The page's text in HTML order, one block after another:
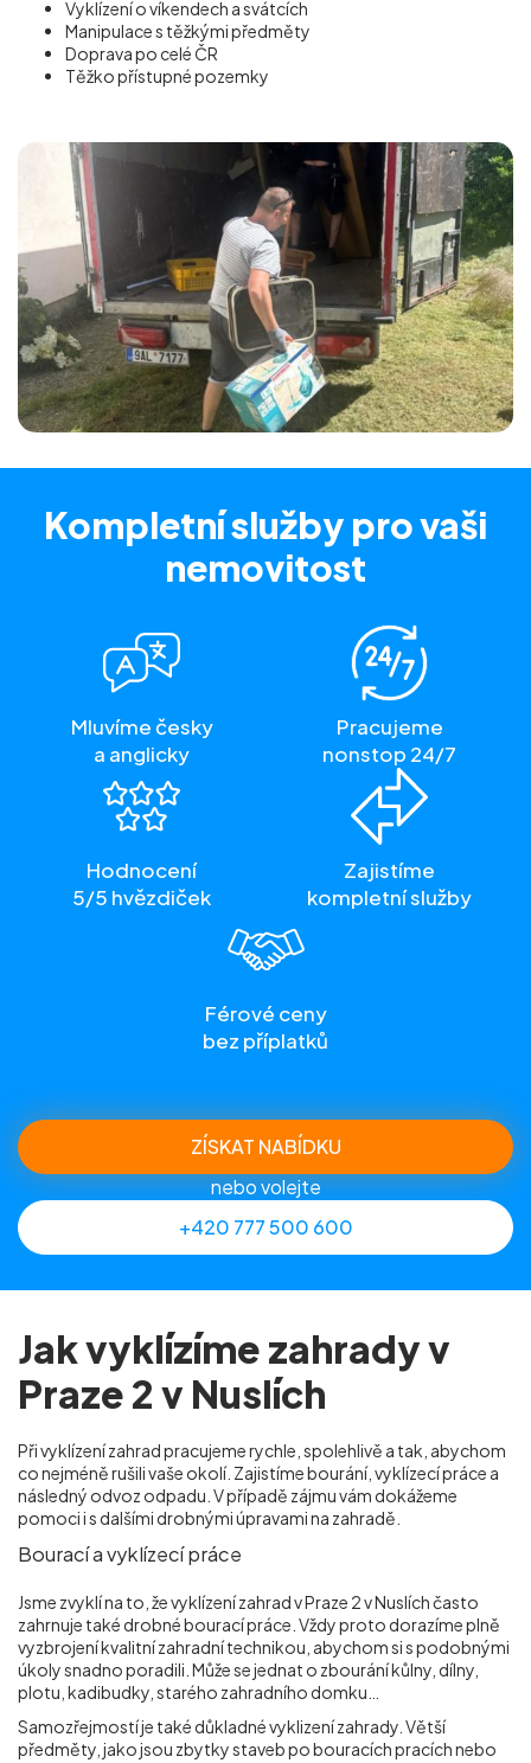
Vyklízení o víkendech a svátcích
Manipulace s těžkými předměty
Doprava po celé ČR
Těžko přístupné pozemky
Kompletní služby pro vaši
nemovitost
Mluvíme česky
a anglicky
Pracujeme
nonstop 24/7
Hodnocení
5/5 hvězdiček
Zajistíme
kompletní služby
Férové ceny
bez příplatků
ZÍSKAT NABÍDKU
nebo volejte
+420 777 500 600
Jak vyklízíme zahrady v
Praze 2 v Nuslích
Při vyklízení zahrad pracujeme rychle, spolehlivě a tak, abychom
co nejméně rušili vaše okolí. Zajistíme bourání, vyklízecí práce a
následný odvoz odpadu. V případě zájmu vám dokážeme
pomoci i s dalšími drobnými úpravami na zahradě.
Bourací a vyklízecí práce
Jsme zvyklí na to, že vyklízení zahrad v Praze 2 v Nuslíchčasto
zahrnuje také drobné bourací práce. Vždy proto dorazíme plně
vyzbrojení kvalitní zahradní technikou, abychom si s podobnými
úkoly snadno poradili. Může se jednat o zbourání kůlny, dílny,
plotu, kadibudky, starého zahradního domku…
Samozřejmostí je také důkladné vyklizení zahrady. Větší
předměty, jako jsou zbytky staveb po bouracích pracích nebo